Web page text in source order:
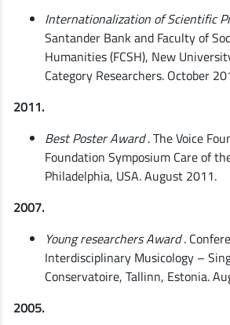
Internationalization of Scientific
Santander Bank and Faculty of
Humanities (FCSH), New
Category Researchers. October
2011.
Best Poster Award. The Voice
Foundation Symposium Care of
Philadelphia, USA. August 2011.
2007.
Young researchers Award.
Interdisciplinary Musicology –
Conservatoire, Tallinn, Estonia.
2005.